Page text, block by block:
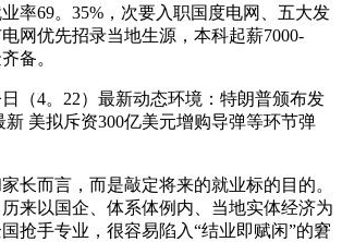
率69。35%，次要入职国度电网、五大发
网优先招录当地生源，本科起薪7000-
备。
4。22）最新动态环境：特朗普颁布发
美拟斥资300亿美元增购导弹等环节弹
而言，而是敲定将来的就业标的目的。
来以国企、体系体例内、当地实体经济为
抢手专业，很容易陷入“结业即赋闲”的窘